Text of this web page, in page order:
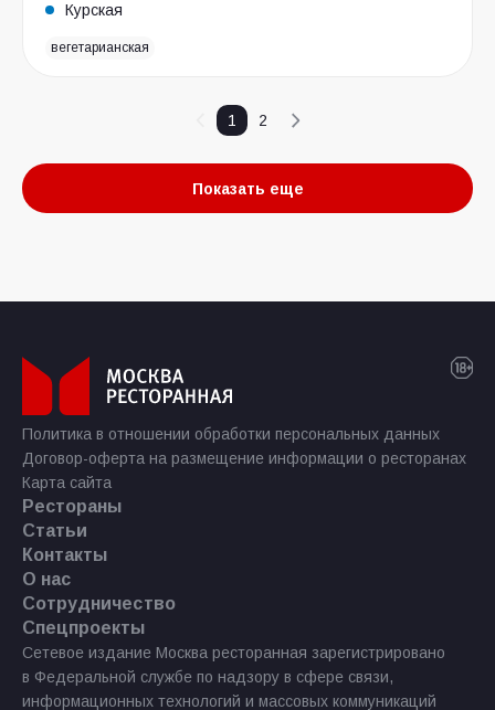
Курская
вегетарианская
1 2
Показать еще
Политика в отношении обработки персональных данных
Договор-оферта на размещение информации о ресторанах
Карта сайта
Рестораны
Статьи
Контакты
О нас
Сотрудничество
Спецпроекты
Сетевое издание Москва ресторанная зарегистрировано
в Федеральной службе по надзору в сфере связи,
информационных технологий и массовых коммуникаций